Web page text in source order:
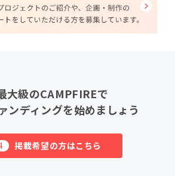
大級のCAMPFIREで
ンディングを始めましょう
掲載希望の方はこちら